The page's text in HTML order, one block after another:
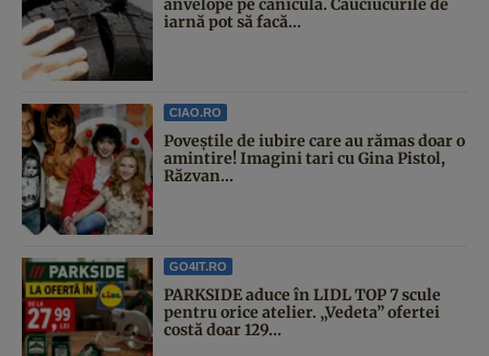
anvelope pe caniculă. Cauciucurile de
iarnă pot să facă...
CIAO.RO
Poveştile de iubire care au rămas doar o
amintire! Imagini tari cu Gina Pistol,
Răzvan...
GO4IT.RO
PARKSIDE aduce în LIDL TOP 7 scule
pentru orice atelier. „Vedeta” ofertei
costă doar 129...